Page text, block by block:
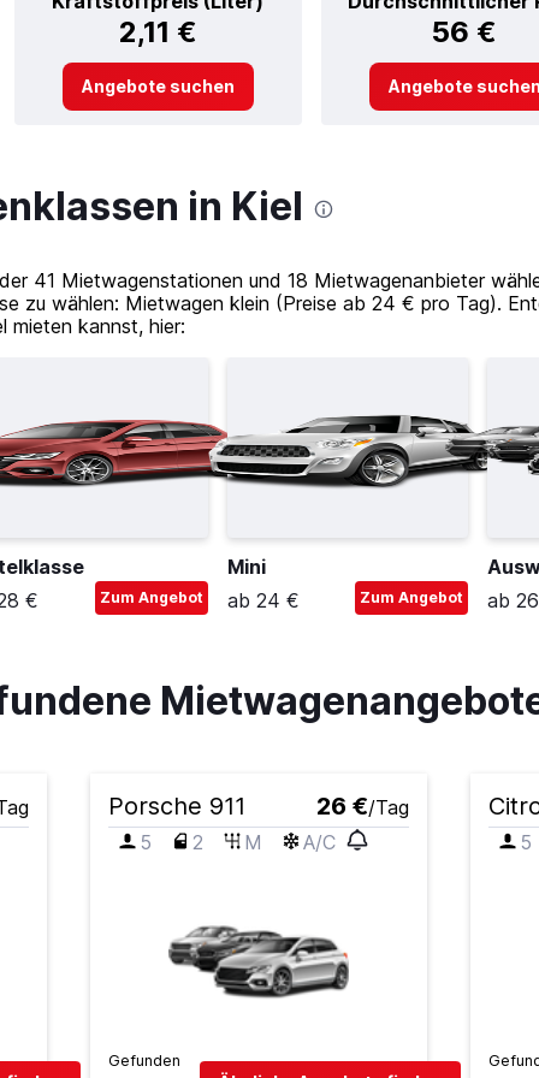
2,11 € 56 €
Angebote suchen Angebote suchen
in Kiel
41 Mietwagenstationen und 18 Mietwagenanbieter
zu wählen: Mietwagen klein (Preise ab 24 € pro Tag).
mieten kannst, hier:
€
Zum Angebot
Mini
ab 24 €
Zum Angebot
ab
Porsche 911 26 €/Tag
5
2 M A/C
Gefunden
5